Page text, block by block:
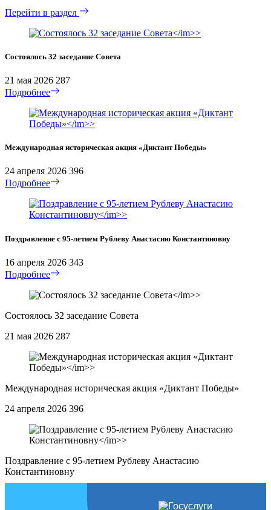
Перейти в раздел
Состоялось 32 заседание Совета
21 мая 2026 287
Подробнее
Международная историческая акция «Диктант Победы»
24 апреля 2026 396
Подробнее
Поздравление с 95-летием Рублеву Анастасию Константиновну
16 апреля 2026 343
Подробнее
Состоялось 32 заседание Совета
21 мая 2026 287
Международная историческая акция «Диктант Победы»
24 апреля 2026 396
Поздравление с 95-летием Рублеву Анастасию
Константиновну